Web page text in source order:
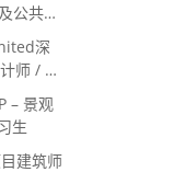
公共关
深
师 / 室
– 景观
生
建筑师